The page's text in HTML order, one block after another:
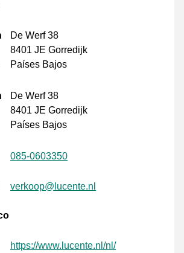
De Werf 38
8401 JE Gorredijk
Países Bajos
De Werf 38
8401 JE Gorredijk
Países Bajos
085-0603350
verkoop@lucente.nl
https://www.lucente.nl/nl/